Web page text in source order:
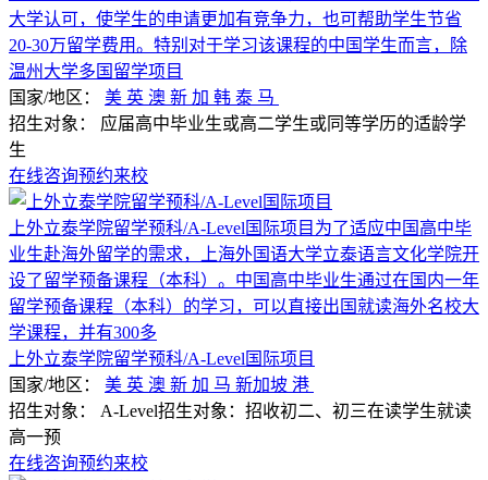
大学认可，使学生的申请更加有竞争力，也可帮助学生节省
20-30万留学费用。特别对于学习该课程的中国学生而言，除
温州大学多国留学项目
国家/地区： 美 英 澳 新 加 韩 泰 马
招生对象： 应届高中毕业生或高二学生或同等学历的适龄学
生
在线咨询预约来校
上外立泰学院留学预科/A-Level国际项目为了适应中国高中毕
业生赴海外留学的需求，上海外国语大学立泰语言文化学院开
设了留学预备课程（本科）。中国高中毕业生通过在国内一年
留学预备课程（本科）的学习，可以直接出国就读海外名校大
学课程，并有300多
上外立泰学院留学预科/A-Level国际项目
国家/地区： 美 英 澳 新 加 马 新加坡 港
招生对象： A-Level招生对象：招收初二、初三在读学生就读
高一预
在线咨询预约来校